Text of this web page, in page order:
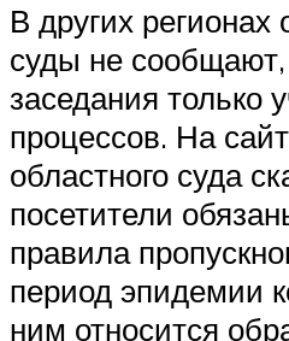
В других
суды не
заседания только
процессов. На
областного суда
посетители
правила
период эпидемии
ним относится